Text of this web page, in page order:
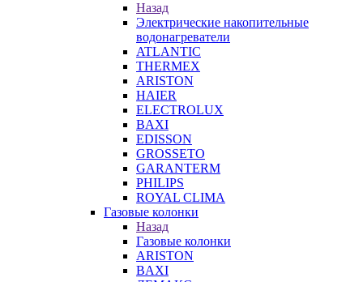
Назад
Электрические накопительные
водонагреватели
ATLANTIC
THERMEX
ARISTON
HAIER
ELECTROLUX
BAXI
EDISSON
GROSSETO
GARANTERM
PHILIPS
ROYAL CLIMA
Газовые колонки
Назад
Газовые колонки
ARISTON
BAXI